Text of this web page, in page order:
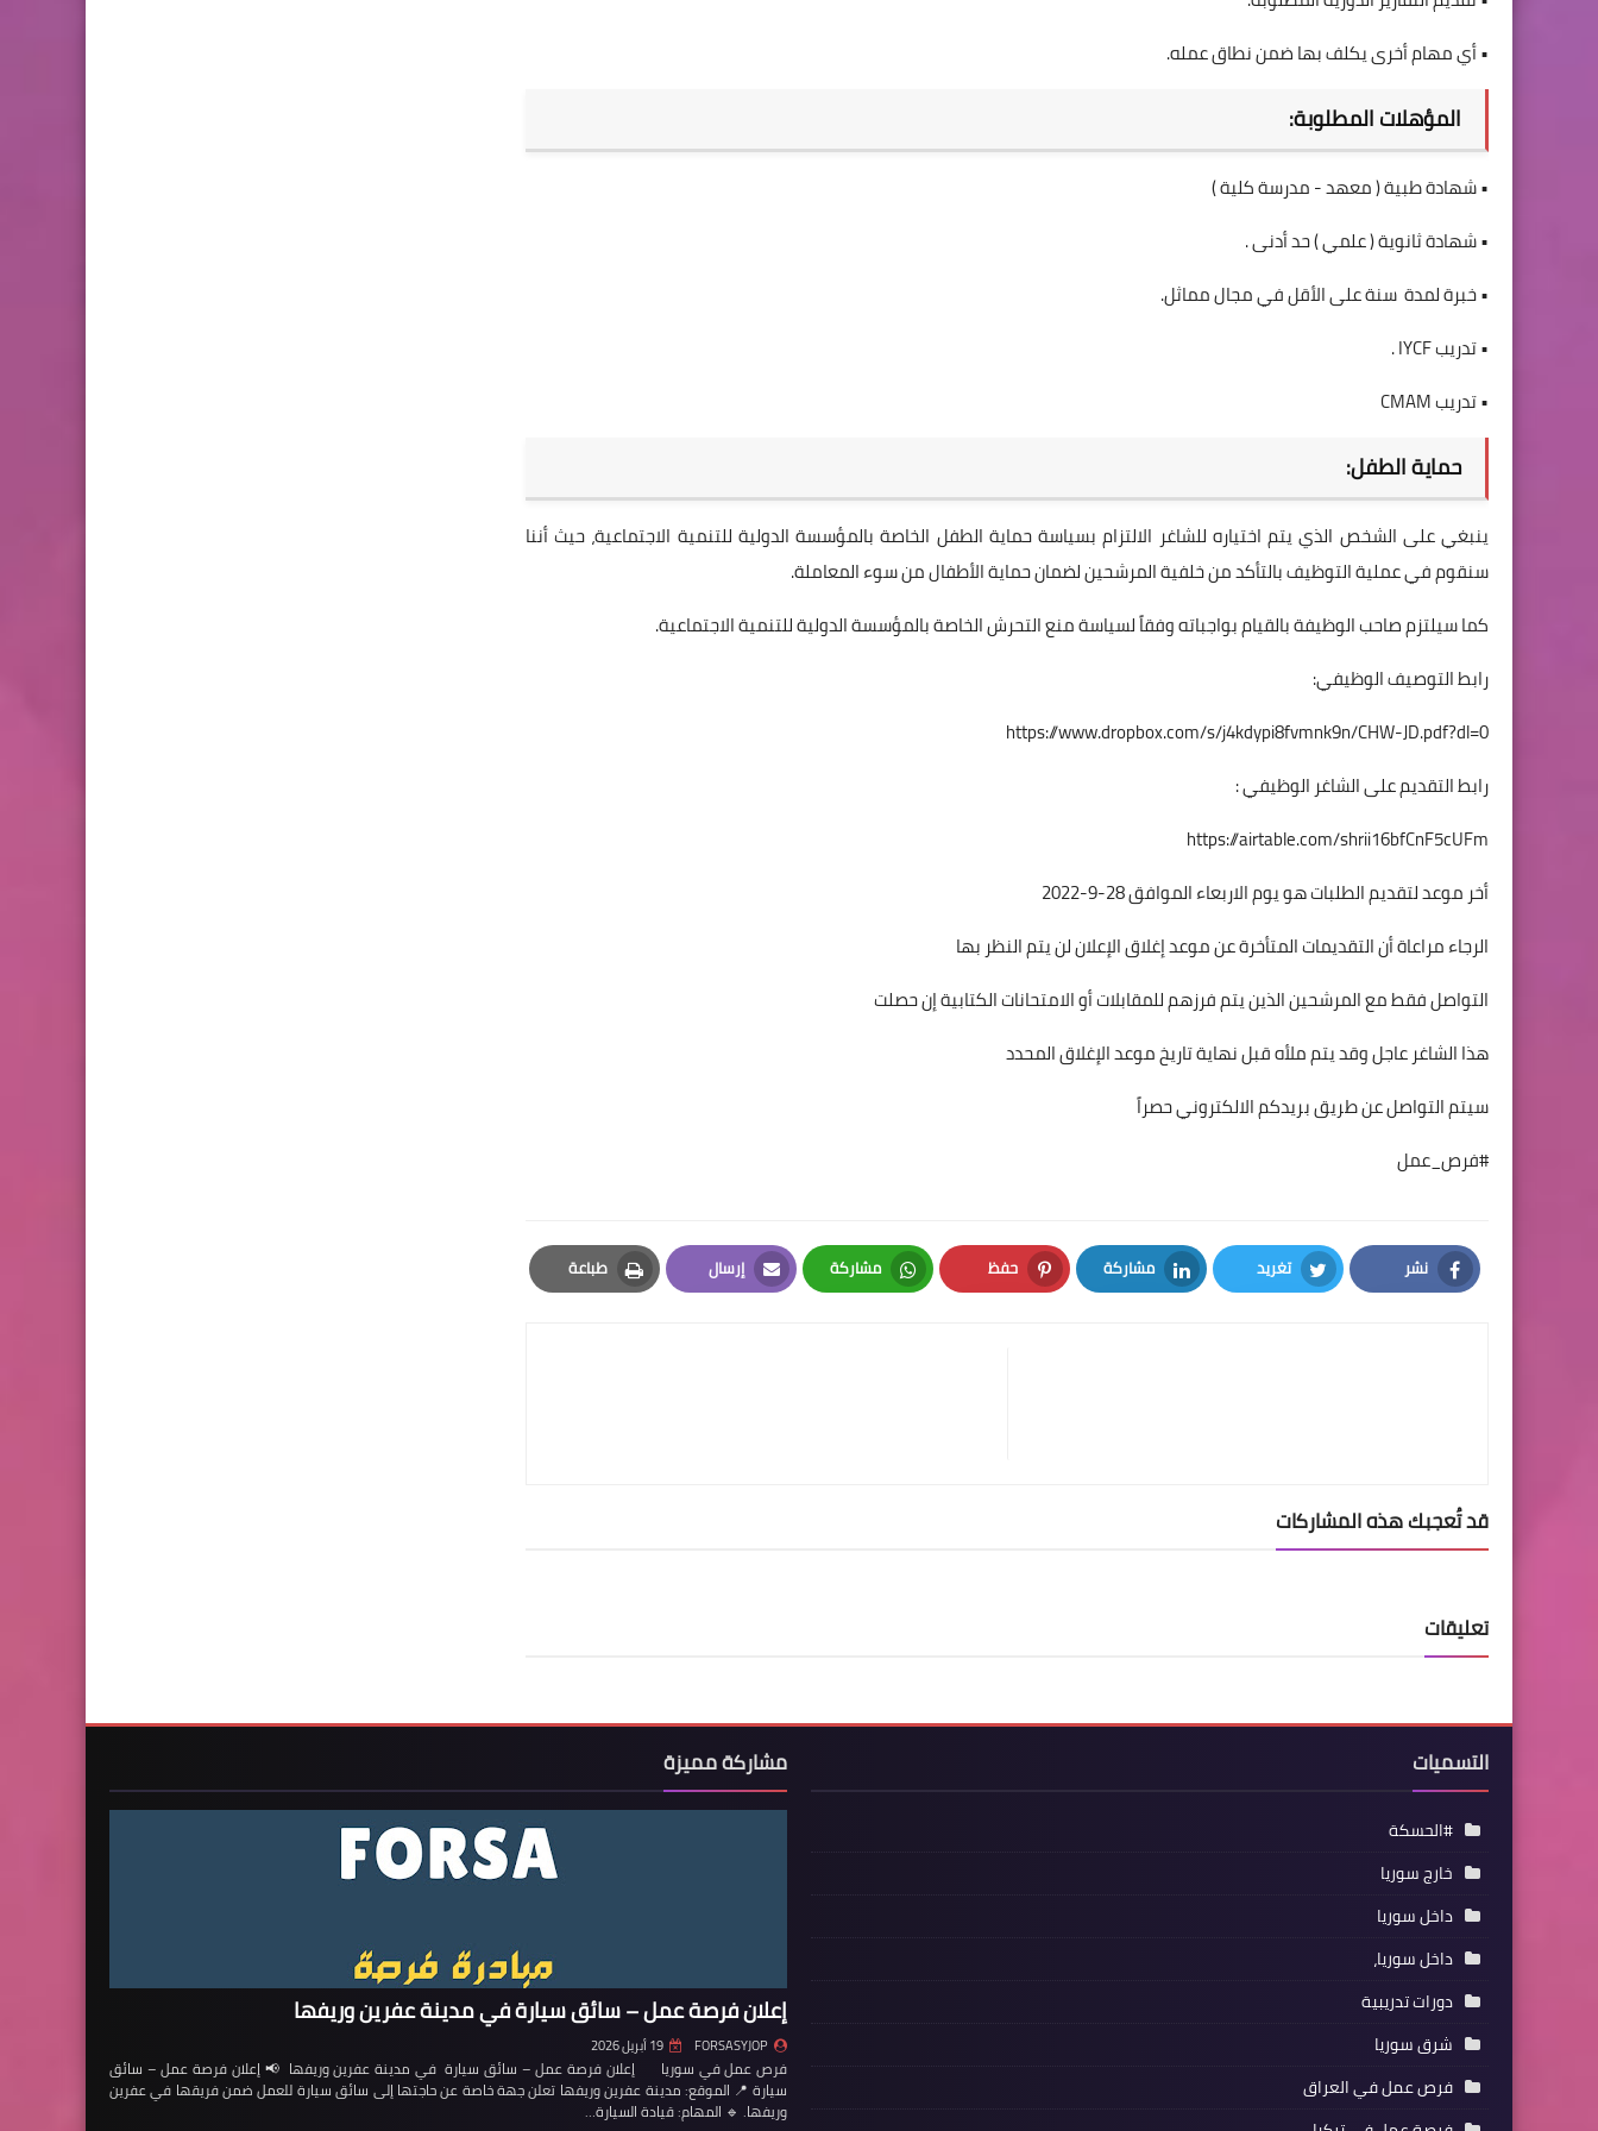
• أي مهام أخرى يكلف بها ضمن نطاق عمله.
المؤهلات المطلوبة:
• شهادة طبية ( معهد - مدرسة كلية )
• شهادة ثانوية ( علمي ) حد أدنى .
• خبرة لمدة سنة على الأقل في مجال مماثل.
• تدريب IYCF .
• تدريب CMAM
حماية الطفل:
ينبغي على الشخص الذي يتم اختياره للشاغر الالتزام بسياسة حماية الطفل الخاصة بالمؤسسة الدولية للتنمية الاجتماعية، حيث أننا
سنقوم في عملية التوظيف بالتأكد من خلفية المرشحين لضمان حماية الأطفال من سوء المعاملة.
كما سيلتزم صاحب الوظيفة بالقيام بواجباته وفقاً لسياسة منع التحرش الخاصة بالمؤسسة الدولية للتنمية الاجتماعية.
رابط التوصيف الوظيفي:
https://www.dropbox.com/s/j4kdypi8fvmnk9n/CHW-JD.pdf?dl=0
رابط التقديم على الشاغر الوظيفي :
https://airtable.com/shrii16bfCnF5cUFm
أخر موعد لتقديم الطلبات هو يوم الاربعاء الموافق 28-9-2022
الرجاء مراعاة أن التقديمات المتأخرة عن موعد إغلاق الإعلان لن يتم النظر بها
التواصل فقط مع المرشحين الذين يتم فرزهم للمقابلات أو الامتحانات الكتابية إن حصلت
هذا الشاغر عاجل وقد يتم ملأه قبل نهاية تاريخ موعد الإغلاق المحدد
سيتم التواصل عن طريق بريدكم الالكتروني حصراً
#فرص_عمل
نشر
Facebook
تغريد
Twitter
مشاركة
LinkedIn
حفظ
Pinterest
مشاركة
Whatsapp
إرسال
Email
طباعة
Print
قد تُعجبك هذه المشاركات
تعليقات
التسميات
#الحسكة
خارج سوريا
داخل سوريا
داخل سوريا،
دورات تدريبية
شرق سوريا
فرص عمل في العراق
مشاركة مميزة
إعلان فرصة عمل – سائق سيارة في مدينة عفرين وريفها
FORSASYJOP 19 أبريل 2026
فرص عمل في سوريا إعلان فرصة عمل – سائق سيارة في مدينة عفرين وريفها 📢 إعلان فرصة عمل – سائق
سيارة 📍 الموقع: مدينة عفرين وريفها تعلن جهة خاصة عن حاجتها إلى سائق سيارة للعمل ضمن فريقها في عفرين
وريفها. 🔹 المهام: قيادة السيارة…